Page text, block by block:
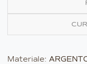
Materiale: